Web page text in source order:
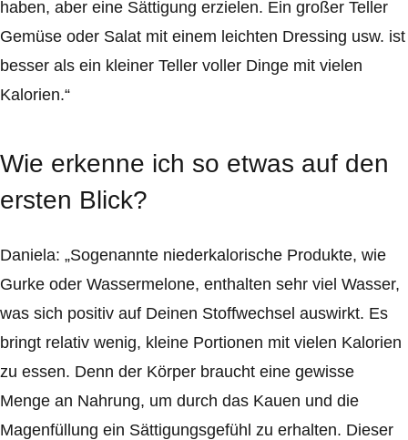
haben, aber eine Sättigung erzielen. Ein großer Teller
Gemüse oder Salat mit einem leichten Dressing usw. ist
besser als ein kleiner Teller voller Dinge mit vielen
Kalorien.“
Wie erkenne ich so etwas auf den
ersten Blick?
Daniela: „Sogenannte niederkalorische Produkte, wie
Gurke oder Wassermelone, enthalten sehr viel Wasser,
was sich positiv auf Deinen Stoffwechsel auswirkt. Es
bringt relativ wenig, kleine Portionen mit vielen Kalorien
zu essen. Denn der Körper braucht eine gewisse
Menge an Nahrung, um durch das Kauen und die
Magenfüllung ein Sättigungsgefühl zu erhalten. Dieser